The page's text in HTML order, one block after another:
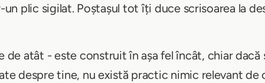
plic sigilat. Poștașul tot îți duce scrisoarea la
de atât - este construit în așa fel încât, chiar dacă
despre tine, nu există practic nimic relevant